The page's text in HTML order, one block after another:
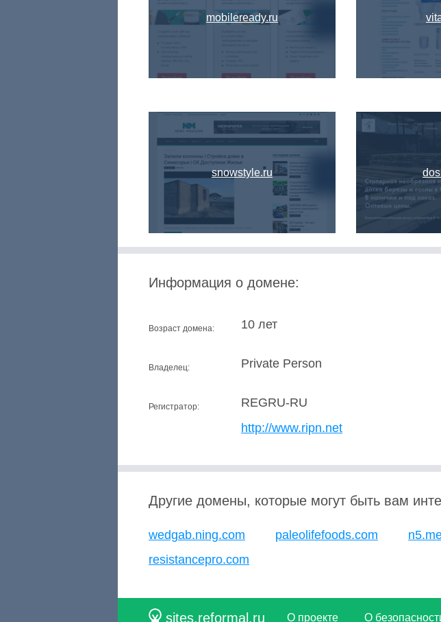
mobileready.ru
snowstyle.ru
Информация о домене:
Возраст домена: 10 лет
Владелец: Private Person
Регистратор:
REGRU-RU
http://www.ripn.net
Другие домены, которые могут быть вам
wedgab.ning.com paleolifefoods.com
resistancepro.com
sites.reformal.ru О проекте О